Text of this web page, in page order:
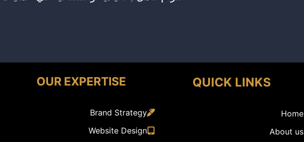
QUICK LINKS
Home
About us
OUR EXPERTISE
Brand Strategy
Website Design